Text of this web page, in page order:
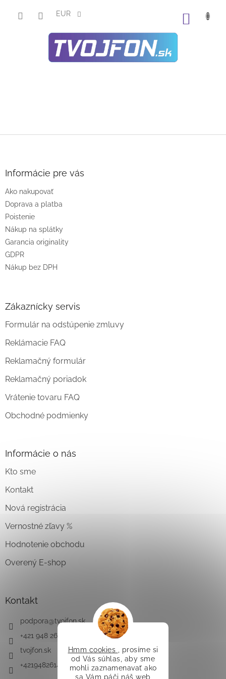
Hmm cookies
, prosíme si
od Vás súhlas, aby sme
mohli zaznamenavať ako
sa Vám páči náš web
EUR
Informácie pre vás
Ako nakupovať
Doprava a platba
Poistenie
Nákup na splátky
Garancia originality
GDPR
Nákup bez DPH
Zákaznícky servis
Formulár na odstúpenie zmluvy
Reklámacie FAQ
Reklamačný formulár
Reklamačný poriadok
Vrátenie tovaru FAQ
Obchodné podmienky
Informácie o nás
Kto sme
Kontakt
Nová registrácia
Vernostné zľavy %
Hodnotenie obchodu
Overený E-shop
Kontakt
podpora@tvojfon.sk
+421 948 261 491
tvojfon.sk
+421948261491